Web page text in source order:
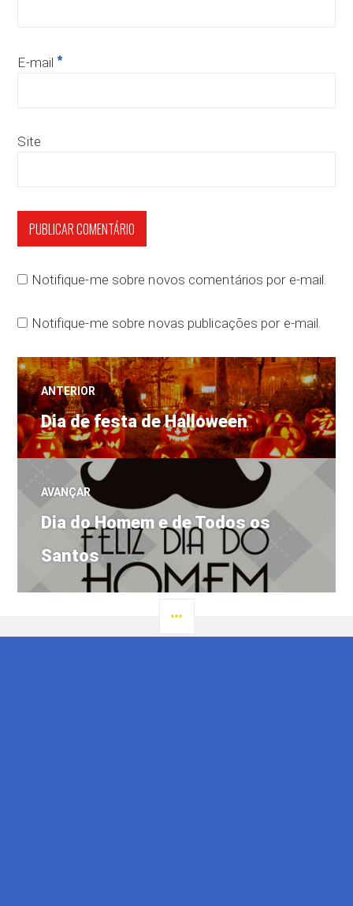
E-mail *
Site
Notifique-me sobre novos comentários por e-mail.
Notifique-me sobre novas publicações por e-mail.
Navegação
de
Post
ANTERIOR
Post
anterior:
Dia de festa de Halloween
AVANÇAR
Próximo
post:
Dia do Homem e de Todos os
Santos